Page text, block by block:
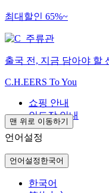
맨 위로 이동하기
최대할인 65%~
출국 전, 지금 담아야 할
C.H.EERS To You
쇼핑 안내
인도장 안내
언어설정
언어설정 한국어
한국어